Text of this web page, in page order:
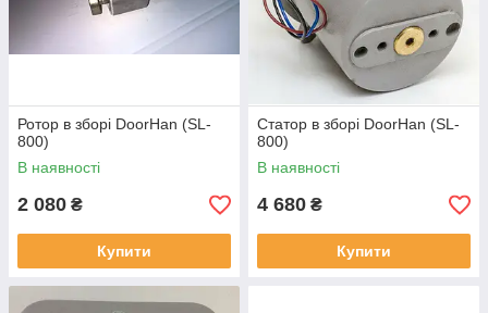
Ротор в зборі DoorHan (SL-
800)
В наявності
2 080 ₴
Купити
Статор в зборі DoorHan (SL-
800)
В наявності
4 680 ₴
Купити